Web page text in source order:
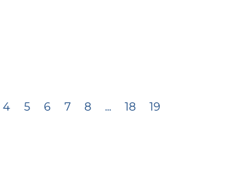
4 5 6 7 8 ... 18 19